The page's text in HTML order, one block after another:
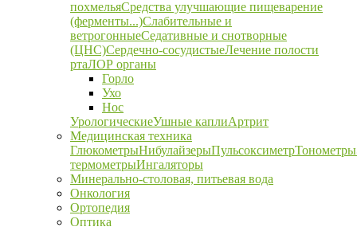
похмельяСредства улучшающие пищеварение
(ферменты...)Слабительные и
ветрогонныеСедативные и снотворные
(ЦНС)Сердечно-сосудистыеЛечение полости
ртаЛОР органы
Горло
Ухо
Нос
УрологическиеУшные каплиАртрит
Медицинская техника
ГлюкометрыНибулайзерыПульсоксиметрТонометры
термометрыИнгаляторы
Минерально-столовая, питьевая вода
Онкология
Ортопедия
Оптика